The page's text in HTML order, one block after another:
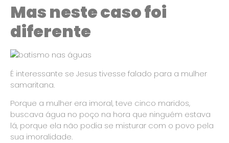
Mas neste caso foi
diferente
É interessante se Jesus tivesse falado para a mulher
samaritana.
Porque a mulher era imoral, teve cinco maridos,
buscava água no poço na hora que ninguém estava
lá, porque ela não podia se misturar com o povo pela
sua imoralidade.